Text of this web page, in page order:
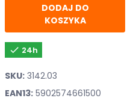
DODAJ DO
KOSZYKA
 24h
SKU: 3142.03
EAN13: 5902574661500